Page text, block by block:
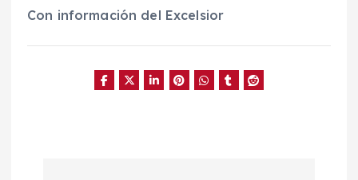
Con información del Excelsior